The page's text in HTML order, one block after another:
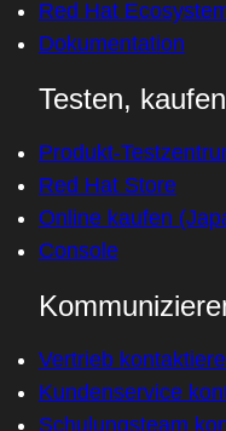
Red Hat
Dokumentation
Testen,
Produkt-
Red Hat Store
Online kaufen
Console
Vertrieb
Kundenservice
Schulungsteam